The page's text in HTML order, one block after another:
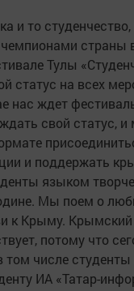
и то студенчество,
чемпионами страны
Тулы
статус на всех
нас ждет
свой статус,
и поддержать
языком
Мы поем о
к Крыму. Крымский
потому что
том числе
ИА «Татар-